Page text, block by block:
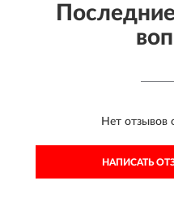
Нет отзывов
НАПИСАТЬ